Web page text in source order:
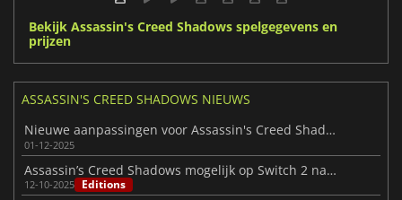
Bekijk Assassin's Creed Shadows spelgegevens en
prijzen
ASSASSIN'S CREED SHADOWS NIEUWS
Nieuwe aanpassingen voor Assassin's Creed Shadows op Switch 2
01-12-2025
Assassin’s Creed Shadows mogelijk op Switch 2 na lek
12-10-2025 Editions